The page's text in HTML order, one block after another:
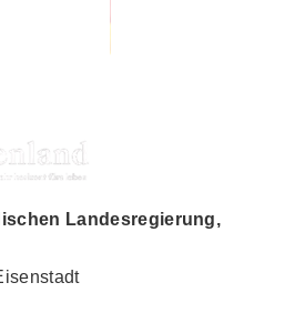
Landesregierung,